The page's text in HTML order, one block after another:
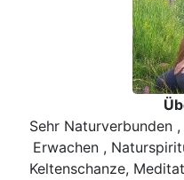
Sehr Naturverbunden
Erwachen ,
Keltenschanze,